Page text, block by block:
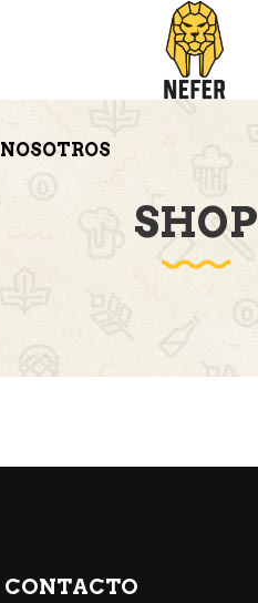
NOSOTROS
SHOP
CONTACTO